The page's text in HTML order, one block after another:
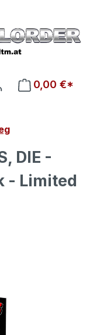
0 Produkte auf
0,00 €*
DIE -
- Limited